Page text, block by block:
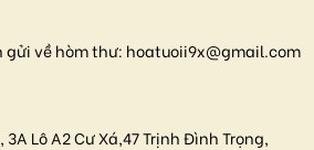
gửi về hòm thư: hoatuoii9x@gmail.com
3A Lô A2 Cư Xá,47 Trịnh Đình Trọng,